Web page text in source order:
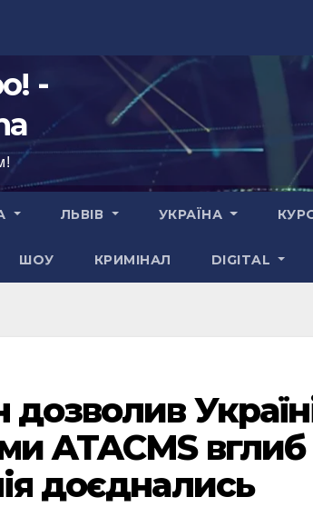
-
ЛЬВІВ УКРАЇНА
ШОУ КРИМІНАЛ DIGITAL
ATACMS
доєднались